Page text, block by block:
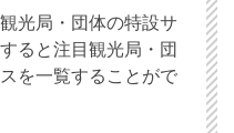
光局・団体の特設サ
ると注目観光局・団
を一覧することがで